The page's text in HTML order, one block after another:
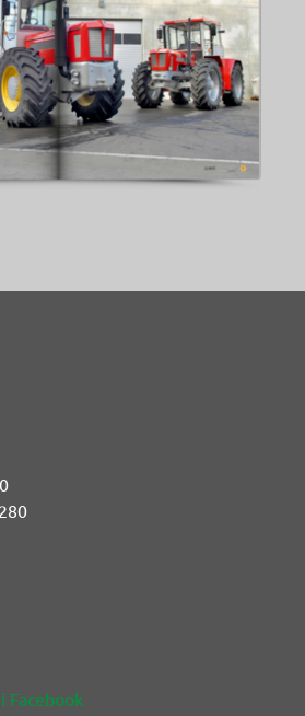
Facebook